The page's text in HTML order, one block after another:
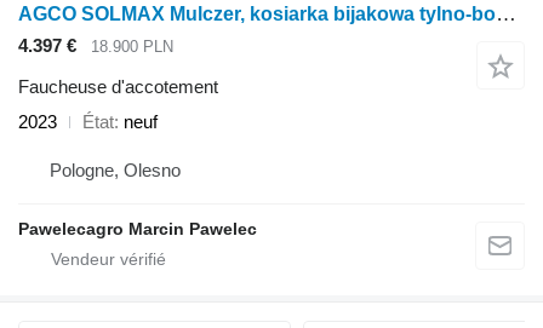
AGCO SOLMAX Mulczer, kosiarka bijakowa tylno-boczna
4.397 € 18.900 PLN
Faucheuse d'accotement
2023
État neuf
Pologne, Olesno
Pawelecagro Marcin Pawelec